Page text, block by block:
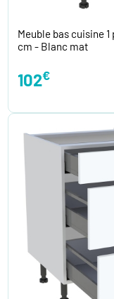
Meuble bas cuisine
cm - Blanc mat
102€